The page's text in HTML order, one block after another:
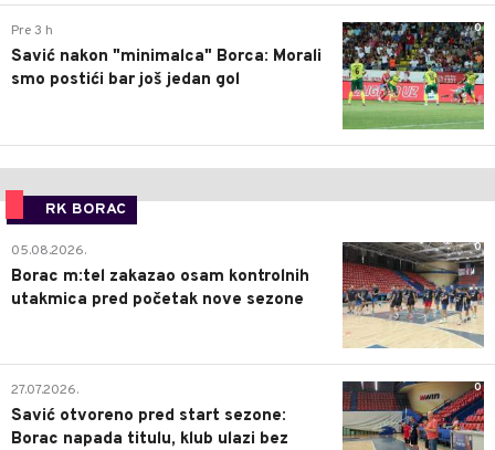
0
Pre 3 h
Savić nakon "minimalca" Borca: Morali
smo postići bar još jedan gol
RK BORAC
0
05.08.2026.
Borac m:tel zakazao osam kontrolnih
utakmica pred početak nove sezone
0
27.07.2026.
Savić otvoreno pred start sezone:
Borac napada titulu, klub ulazi bez